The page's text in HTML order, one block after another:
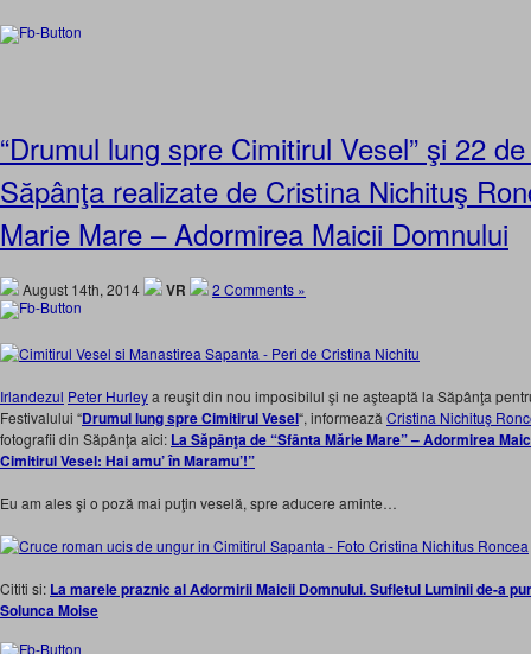
“Drumul lung spre Cimitirul Vesel” şi 22
Săpânţa realizate de Cristina Nichituş
Marie Mare – Adormirea Maicii Domnului
August 14th, 2014 VR 2 Comments »
Irlandezul Peter Hurleya reuşit din nou imposibilul şi ne aşteaptă la Săpânţa
Festivalului “Drumul lung spre Cimitirul Vesel“, informează Cristina Nichituş
fotografii din Săpânţa aici: La Săpânţa de “Sfânta Mărie Mare” – Adormirea
Cimitirul Vesel: Hai amu’ în Maramu’!”
Eu am ales şi o poză mai puţin veselă, spre aducere aminte…
Cititi si: La marele praznic al Adormirii Maicii Domnului. Sufletul Luminii de-a
Solunca Moise